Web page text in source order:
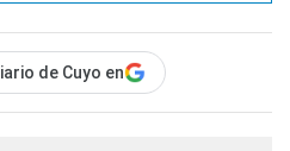
de Cuyo en